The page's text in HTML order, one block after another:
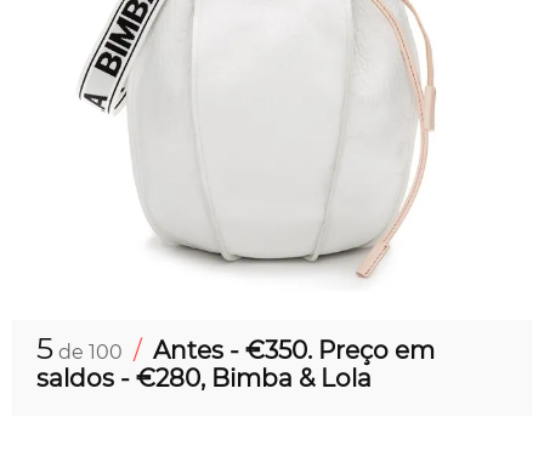
5 de 100 / Antes - €350. Preço em
saldos - €280, Bimba & Lola